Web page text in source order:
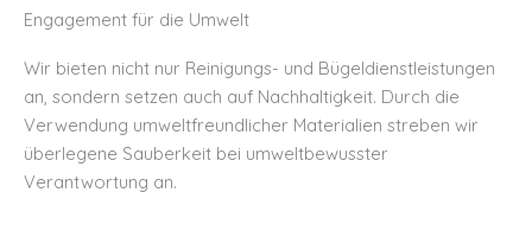
Engagement für die Umwelt
Wir bieten nicht nur Reinigungs- und Bügeldienstleistungen
an, sondern setzen auch auf Nachhaltigkeit. Durch die
Verwendung umweltfreundlicher Materialien streben wir
überlegene Sauberkeit bei umweltbewusster
Verantwortung an.